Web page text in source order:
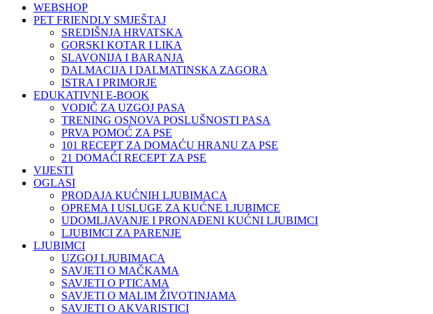
WEBSHOP
PET FRIENDLY SMJEŠTAJ
SREDIŠNJA HRVATSKA
GORSKI KOTAR I LIKA
SLAVONIJA I BARANJA
DALMACIJA I DALMATINSKA ZAGORA
ISTRA I PRIMORJE
EDUKATIVNI E-BOOK
VODIČ ZA UZGOJ PASA
TRENING OSNOVA POSLUŠNOSTI PASA
PRVA POMOĆ ZA PSE
101 RECEPT ZA DOMAĆU HRANU ZA PSE
21 DOMAĆI RECEPT ZA PSE
VIJESTI
OGLASI
PRODAJA KUĆNIH LJUBIMACA
OPREMA I USLUGE ZA KUĆNE LJUBIMCE
UDOMLJAVANJE I PRONAĐENI KUĆNI LJUBIMCI
LJUBIMCI ZA PARENJE
LJUBIMCI
UZGOJ LJUBIMACA
SAVJETI O MAČKAMA
SAVJETI O PTICAMA
SAVJETI O MALIM ŽIVOTINJAMA
SAVJETI O AKVARISTICI